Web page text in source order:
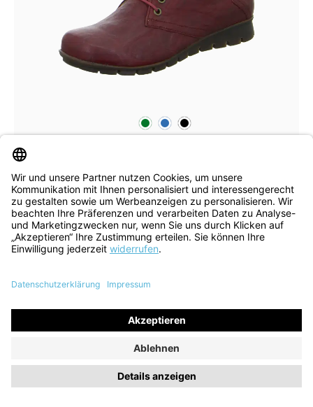
grün blau schwarz
In vielen Größen verfügbar
Schnürschuh Menscha rosso
152,90 € 179,90 € ehem. UVP(15% gespart)